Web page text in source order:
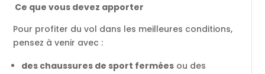
Ce que vous devez apporter
Pour profiter du vol dans les meilleures conditions,
pensez à venir avec :
des chaussures de sport fermées ou des